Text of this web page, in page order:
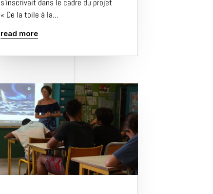
s’inscrivait dans le cadre du projet
« De la toile à la...
read more